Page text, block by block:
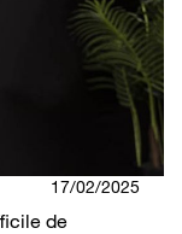
17/02/2025
de